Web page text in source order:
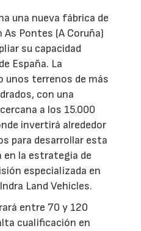
una nueva fábrica de
Pontes (A Coruña)
su capacidad
España. La
unos terrenos de más
con una
a los 15.000
invertirá alrededor
para desarrollar esta
la estrategia de
especializada en
Land Vehicles.
entre 70 y 120
cualificación en